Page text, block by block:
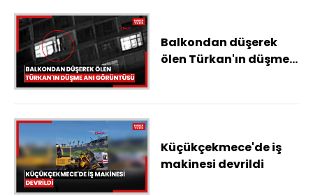
Balkondan düşerek
ölen Türkan'ın düşme
Küçükçekmece'de iş
makinesi devrildi